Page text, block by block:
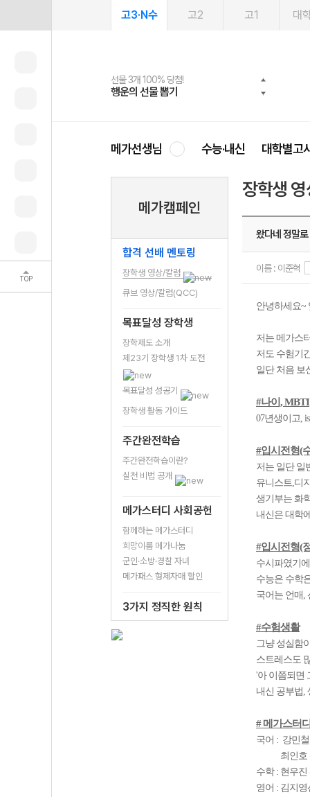
TOP
고3·N수 고2 고1 대
선물 3개 100% 당첨!
행운의 선물 뽑기
선물 100% 증정!
메가스터디 X 올리브
여름방학 스터디 캐시백
메가런 썸머스쿨
2027 러셀 단과
강사 공개선발
스마트러닝앱
설문 EVENT
메가패스
3일 무료 체험권
메가패스 수강생 무료혜택!
메가클럽 멤버십
사회공헌 캠페인
희망이룸 메가나눔
메가선생님 수능·내신 대학별고
메가캠페인
합격 선배 멘토링
장학생 영상/칼럼
큐브 영상/칼럼(QCC)
목표달성 장학생
장학제도 소개
제23기 장학생 1차 도전
목표달성 성공기
장학생 활동 가이드
주간완전학습
주간완전학습이란?
실천 비법 공개
메가스터디 사회공헌
함께하는 메가스터디
희망이룸 메가나눔
군인·소방·경찰 자녀
메가패스 형제자매 할인
3가지 정직한 원칙
장학생
왔다네 정말로
이름 : 이준혁
안녕하세요~
저는 메가스
저도 수험기
일단 처음 보
#나이, MBTI
07년생이고,
#입시전형(
저는 일단 일
유니스트,디
생기부는 화
내신은 대학
#입시전형(
수시파였기
수능은 수학
국어는 언매,
#수험생활
그냥 성실함
스트레스도
'아 이쯤되면
내신 공부법,
# 메가스터
국어 : 강민
최인호
수학 : 현우
영어 : 김지